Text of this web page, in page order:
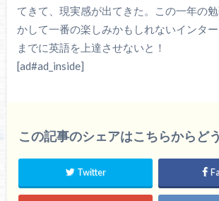
てきて、現実感が出てきた。この一年の
かして一番の楽しみかもしれないインタ
までに英語を上達させないと！
[ad#ad_inside]
この記事のシェアはこちらからど
Twitter